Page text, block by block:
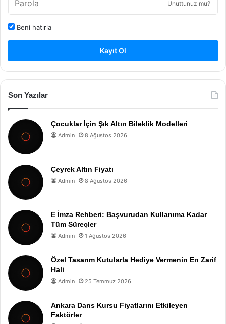
Unuttunuz mu?
Beni hatırla
Kayıt Ol
Son Yazılar
Çocuklar İçin Şık Altın Bileklik Modelleri
Admin 8 Ağustos 2026
Çeyrek Altın Fiyatı
Admin 8 Ağustos 2026
E İmza Rehberi: Başvurudan Kullanıma Kadar
Tüm Süreçler
Admin 1 Ağustos 2026
Özel Tasarım Kutularla Hediye Vermenin En Zarif
Hali
Admin 25 Temmuz 2026
Ankara Dans Kursu Fiyatlarını Etkileyen
Faktörler